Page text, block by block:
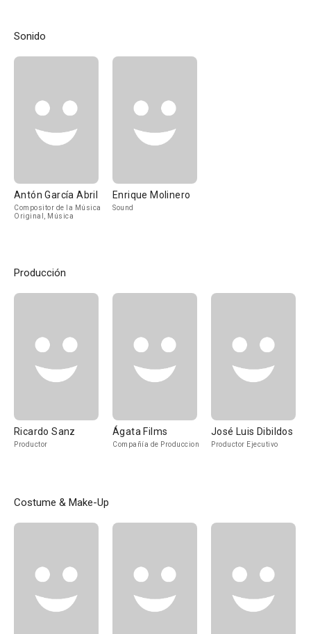
Sonido
Antón García Abril
Compositor de la Música
Original, Música
Enrique Molinero
Sound
Producción
Ricardo Sanz
Productor
Ágata Films
Compañía de Produccion
José Luis Dibildos
Productor Ejecutivo
Costume & Make-Up